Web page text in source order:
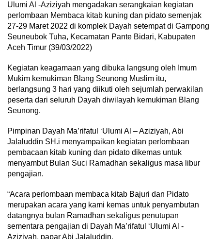
Ulumi Al -Aziziyah mengadakan serangkaian kegiatan
perlombaan Membaca kitab kuning dan pidato semenjak
27-29 Maret 2022 di komplek Dayah setempat di Gampong
Seuneubok Tuha, Kecamatan Pante Bidari, Kabupaten
Aceh Timur (39/03/2022)
Kegiatan keagamaan yang dibuka langsung oleh Imum
Mukim kemukiman Blang Seunong Muslim itu,
berlangsung 3 hari yang diikuti oleh sejumlah perwakilan
peserta dari seluruh Dayah diwilayah kemukiman Blang
Seunong.
Pimpinan Dayah Ma’rifatul ‘Ulumi Al – Aziziyah, Abi
Jalaluddin SH.i menyampaikan kegiatan perlombaan
pembacaan kitab kuning dan pidato dikemas untuk
menyambut Bulan Suci Ramadhan sekaligus masa libur
pengajian.
“Acara perlombaan membaca kitab Bajuri dan Pidato
merupakan acara yang kami kemas untuk penyambutan
datangnya bulan Ramadhan sekaligus penutupan
sementara pengajian di Dayah Ma’rifatul ‘Ulumi Al -
Aziziyah, papar Abi Jalaluddin.